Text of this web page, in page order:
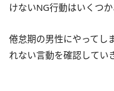
けないNG行動はいくつか
倦怠期の男性にやってし
れない言動を確認してい